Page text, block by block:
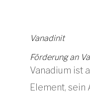
Vanadinit
Förderung an
Vanadium ist
Element, sein